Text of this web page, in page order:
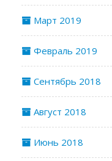
Март 2019
Февраль 2019
Сентябрь 2018
Август 2018
Июнь 2018